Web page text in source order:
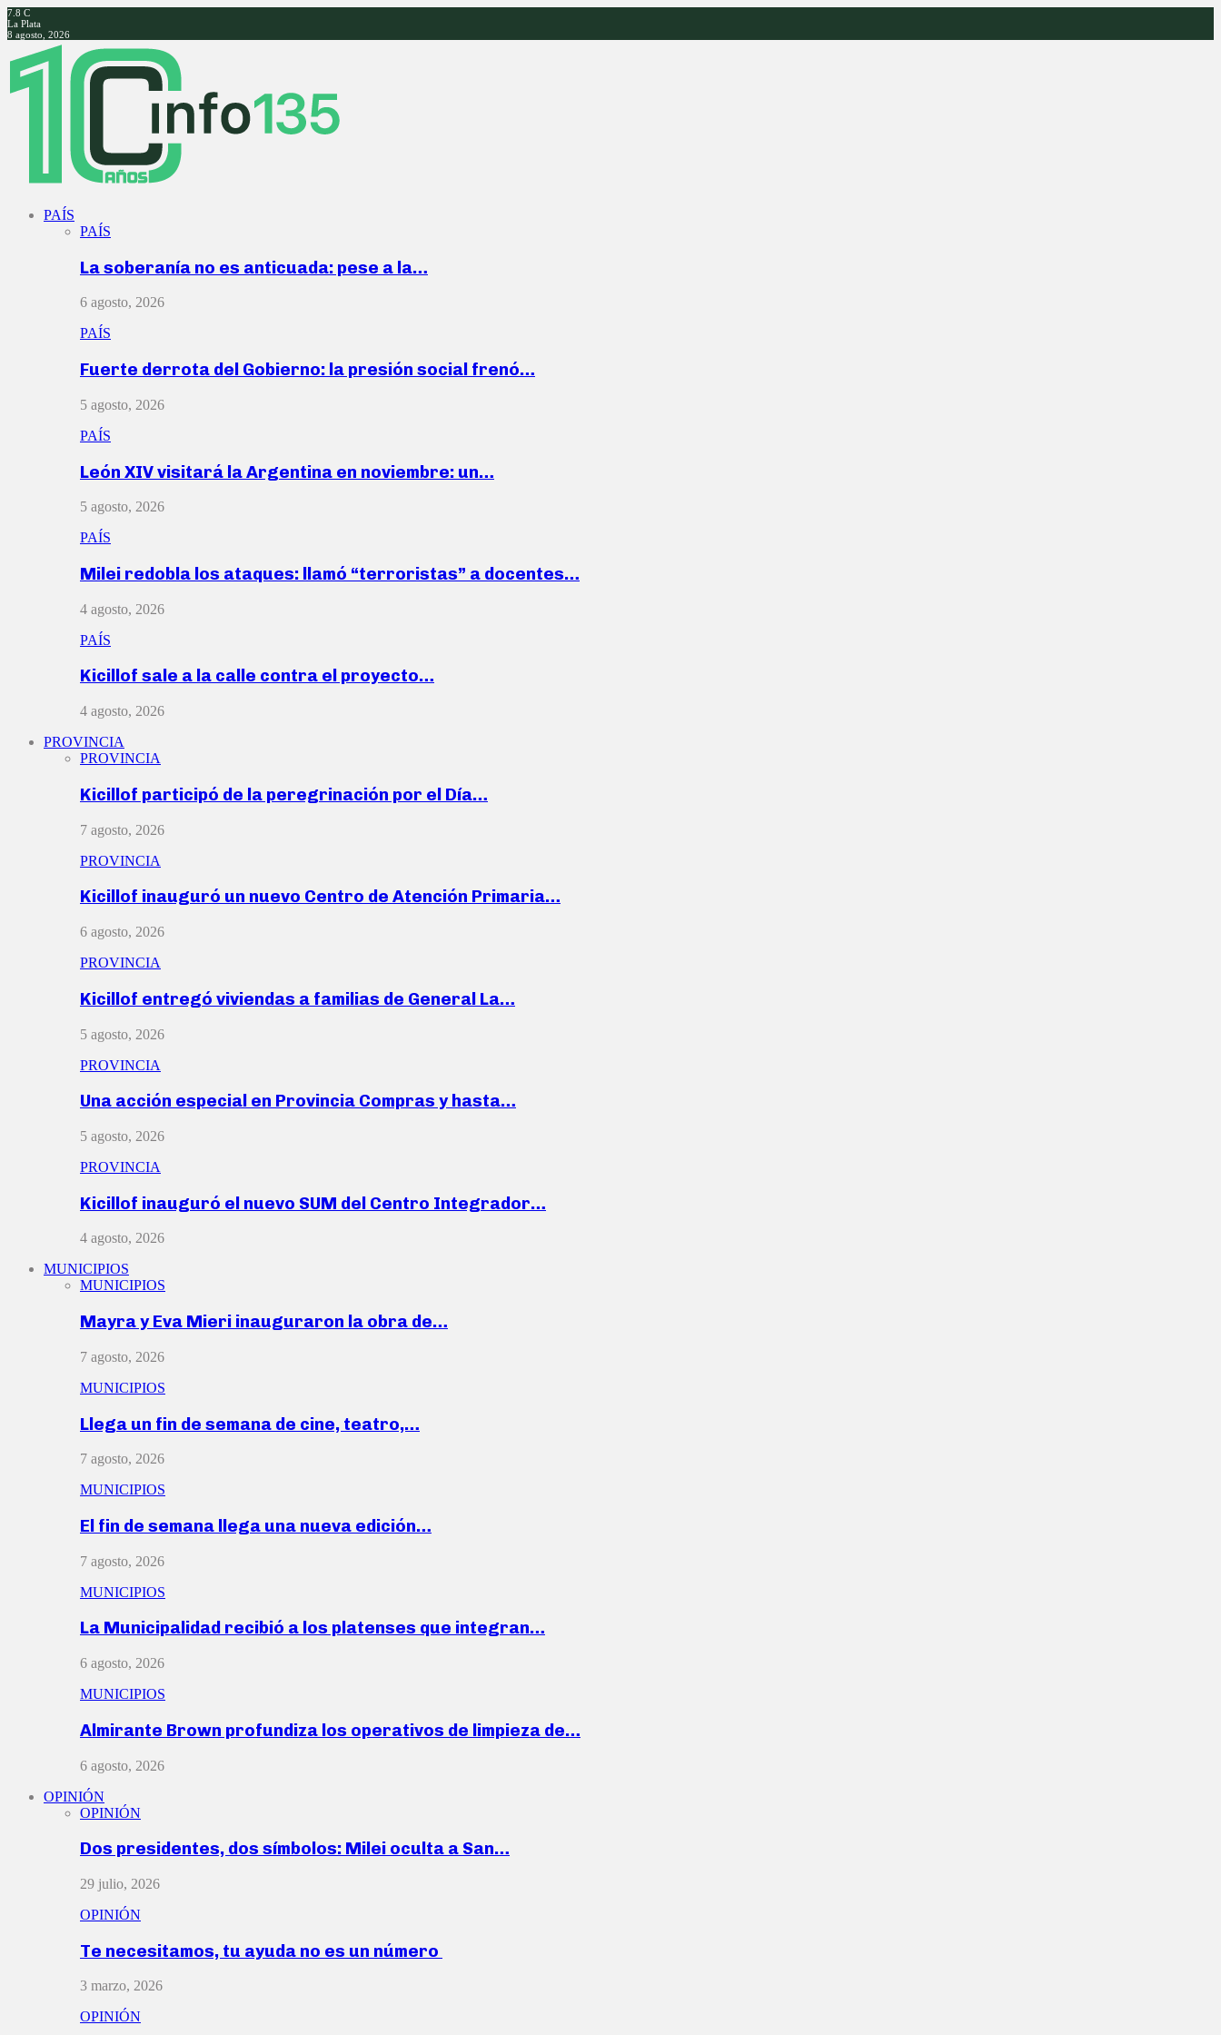
7.8 C
La Plata
8 agosto, 2026
Facebook
Twitter
Instagram
Youtube
PAÍS
PAÍS
La soberanía no es anticuada: pese a la…
6 agosto, 2026
PAÍS
Fuerte derrota del Gobierno: la presión social frenó…
5 agosto, 2026
PAÍS
León XIV visitará la Argentina en noviembre: un…
5 agosto, 2026
PAÍS
Milei redobla los ataques: llamó “terroristas” a docentes…
4 agosto, 2026
PAÍS
Kicillof sale a la calle contra el proyecto…
4 agosto, 2026
PROVINCIA
PROVINCIA
Kicillof participó de la peregrinación por el Día…
7 agosto, 2026
PROVINCIA
Kicillof inauguró un nuevo Centro de Atención Primaria…
6 agosto, 2026
PROVINCIA
Kicillof entregó viviendas a familias de General La…
5 agosto, 2026
PROVINCIA
Una acción especial en Provincia Compras y hasta…
5 agosto, 2026
PROVINCIA
Kicillof inauguró el nuevo SUM del Centro Integrador…
4 agosto, 2026
MUNICIPIOS
MUNICIPIOS
Mayra y Eva Mieri inauguraron la obra de…
7 agosto, 2026
MUNICIPIOS
Llega un fin de semana de cine, teatro,…
7 agosto, 2026
MUNICIPIOS
El fin de semana llega una nueva edición…
7 agosto, 2026
MUNICIPIOS
La Municipalidad recibió a los platenses que integran…
6 agosto, 2026
MUNICIPIOS
Almirante Brown profundiza los operativos de limpieza de…
6 agosto, 2026
OPINIÓN
OPINIÓN
Dos presidentes, dos símbolos: Milei oculta a San…
29 julio, 2026
OPINIÓN
Te necesitamos, tu ayuda no es un número
3 marzo, 2026
OPINIÓN